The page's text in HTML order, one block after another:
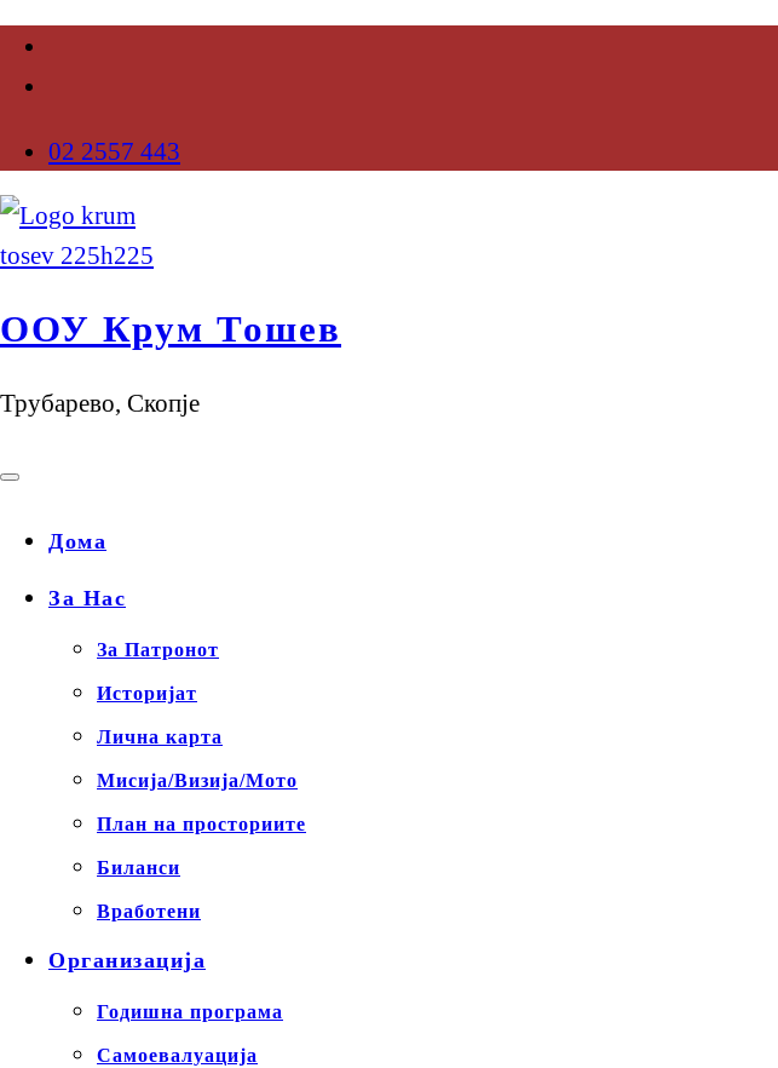
02 2557 443
ООУ Крум Тошев
Трубарево, Скопје
Дома
За Нас
За Патронот
Историјат
Лична карта
Мисија/Визија/Мото
План на просториите
Биланси
Вработени
Организација
Годишна програма
Самоевалуација